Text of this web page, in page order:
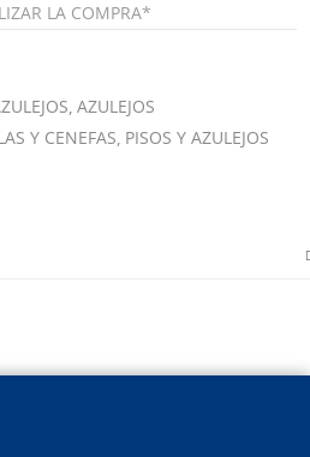
LA COMPRA*
AZULEJOS
Y CENEFAS PISOS Y AZULEJOS